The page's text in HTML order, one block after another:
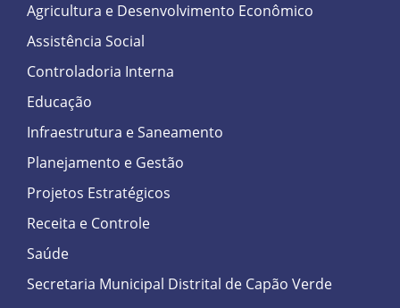
Agricultura e Desenvolvimento Econômico
Assistência Social
Controladoria Interna
Educação
Infraestrutura e Saneamento
Planejamento e Gestão
Projetos Estratégicos
Receita e Controle
Saúde
Secretaria Municipal Distrital de Capão Verde